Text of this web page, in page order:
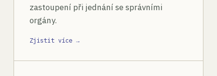
zastoupení při jednání se správními
orgány.
Zjistit více →